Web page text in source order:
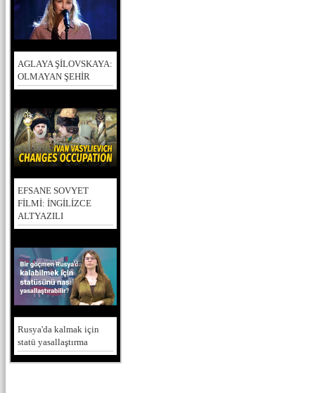
AGLAYA ŞİLOVSKAYA:
OLMAYAN ŞEHİR
EFSANE SOVYET
FİLMİ: İNGİLİZCE
ALTYAZILI
Rusya'da kalmak için
statü yasallaştırma